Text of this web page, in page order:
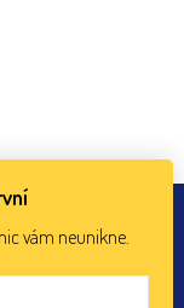
vám neunikne.